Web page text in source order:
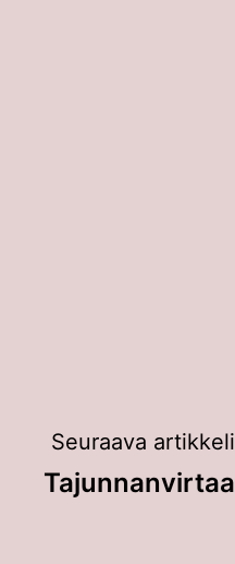
Seuraava artikkeli
Tajunnanvirtaa